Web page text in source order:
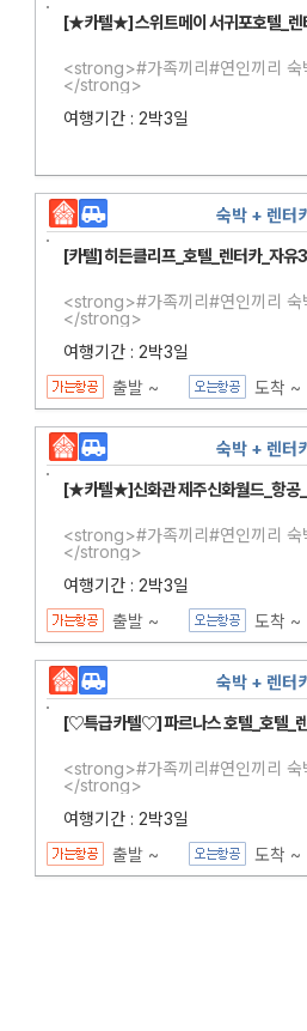
[★카텔★] 스위트메이 서귀포호텔_렌
<strong>#가족끼리#연인끼리 숙
</strong>
여행기간 : 2박3일
숙박 + 렌터
[카텔] 히든클리프_호텔_렌터카_자유
<strong>#가족끼리#연인끼리 숙
</strong>
여행기간 : 2박3일
출발 ~
도착 ~
숙박 + 렌터
[★카텔★]신화관 제주신화월드_항공
<strong>#가족끼리#연인끼리 숙
</strong>
여행기간 : 2박3일
출발 ~
도착 ~
숙박 + 렌터
[♡특급카텔♡] 파르나스 호텔_호텔_
<strong>#가족끼리#연인끼리 숙
</strong>
여행기간 : 2박3일
출발 ~
도착 ~